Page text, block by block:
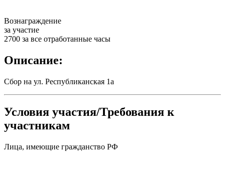
Вознаграждение
за участие
2700 за все отработанные часы
Описание:
Сбор на ул. Республиканская 1а
Условия участия/Требования к
участникам
Лица, имеющие гражданство РФ